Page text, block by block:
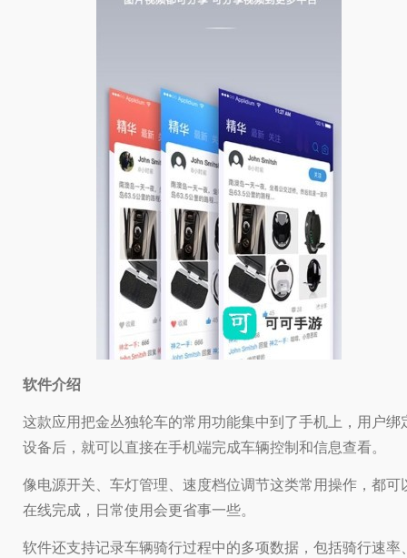
软件介绍
这款应用把金丛独轮车的常用功能集中到了手机上，用户绑
设备后，就可以直接在手机端完成车辆控制和信息查看。
像电源开关、车灯管理、速度档位调节这类常用操作，都可
在线完成，日常使用会更省事一些。
软件还支持记录车辆骑行过程中的多项数据，包括骑行速率